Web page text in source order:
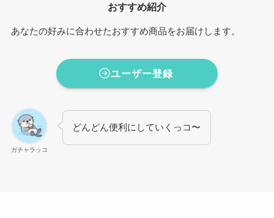
おすすめ紹介
あなたの好みに合わせたおすすめ商品をお届けします。
ユーザー登録
ガチャラッコ
どんどん便利にしていくっコ〜